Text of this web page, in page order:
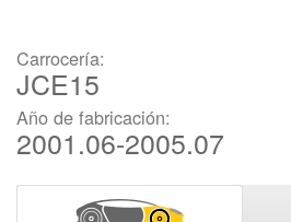
Carrocería:
JCE15
Año de fabricación:
2001.06-2005.07